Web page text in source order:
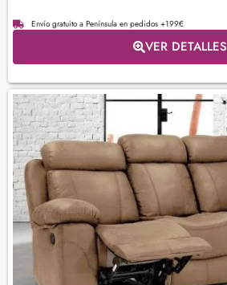
Envío gratuito a Península en pedidos +199€
VER DETALLES